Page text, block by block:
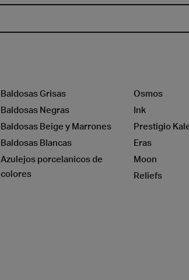
Madera
Baldosas Grisas
Baldosas Negras
Baldosas Beige y Marrones
Baldosas Blancas
Azulejos porcelanicos de
colores
Osmos
Ink
Prestigio
Eras
Moon
Reliefs